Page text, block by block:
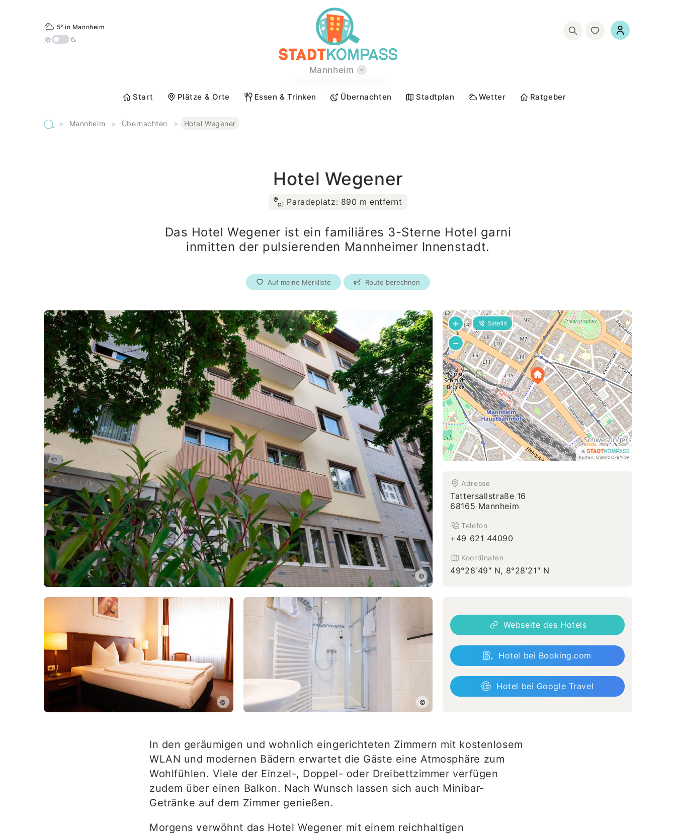
5° in Mannheim
Mannheim
Hamburg
Düsseldorf
Leipzig
Essen
Bremen
Hannover
Duisburg
Wuppertal
Bonn
Karlsruhe
Österreich
Graz
Linz
Innsbruck
Klagenfurt
Schweiz
Zürich
Genf
Basel
Lausanne
Bern
Luzern
St. Gallen
Lugano
Start Plätze & Orte Essen & Trinken Übernachten Stadtplan Wetter Ratgeber
> Mannheim > Übernachten > Hotel Wegener
Hotel Wegener
Paradeplatz: 890 m entfernt
Das Hotel Wegener ist ein familiäres 3-Sterne Hotel garni
inmitten der pulsierenden Mannheimer Innenstadt.
Auf meine Merkliste Route berechnen
©
Satellit
+
−
©
Karten:OSM/CC-BY-SA
Adresse
Tattersallstraße 16
68165 Mannheim
Telefon
+49 621 44090
Koordinaten
49°28′49″ N, 8°28′21″ N
© ©
Webseite des Hotels
Hotel bei Booking.com
Hotel bei Google Travel
In den geräumigen und wohnlich eingerichteten Zimmern mit kostenlosem
WLAN und modernen Bädern erwartet die Gäste eine Atmosphäre zum
Wohlfühlen. Viele der Einzel-, Doppel- oder Dreibettzimmer verfügen
zudem über einen Balkon. Nach Wunsch lassen sich auch Minibar-
Getränke auf dem Zimmer genießen.
Morgens verwöhnt das Hotel Wegener mit einem reichhaltigen